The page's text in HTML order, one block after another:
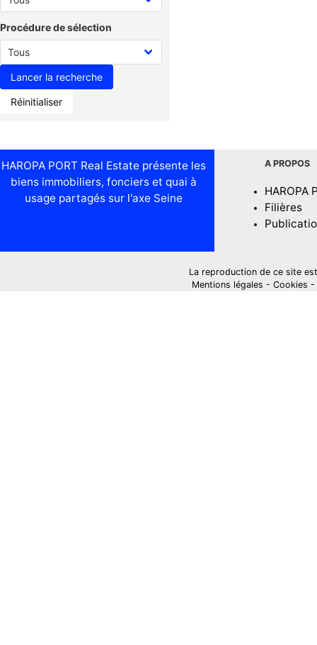
Procédure de sélection
Réinitialiser
HAROPA PORT Real Estate présente les
biens immobiliers, fonciers et quai à
usage partagés sur l'axe Seine
A PROPOS
HAROPA
Filières
La reproduction de ce site
Mentions légales - Cookies -